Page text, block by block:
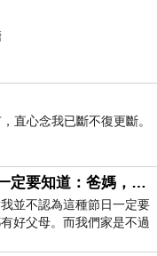
隨它,
樂趣,
直心念我已斷不復更斷。
出生即欠債？孩子一定要知道：爸媽，其實我不欠你們
並不認為這種節日一定要
好父母。而我們家是不過
感，生活趨近冷